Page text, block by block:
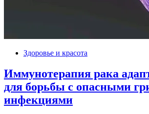
Здоровье и красота
Иммунотерапия рака
для борьбы с опасными
инфекциями